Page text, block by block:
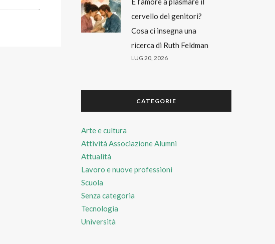
cervello dei genitori?
Cosa ci insegna una
ricerca di Ruth Feldman
LUG 20, 2026
CATEGORIE
Arte e cultura
Attività Associazione Alumni
Attualità
Lavoro e nuove professioni
Scuola
Senza categoria
Tecnologia
Università